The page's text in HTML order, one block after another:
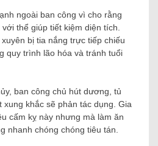
ngoài ban công vì cho rằng
thể giúp tiết kiệm diện tích.
bị tia nắng trực tiếp chiếu
quy trình lão hóa và tránh tuổi
ban công chủ hút dương, tủ
xung khắc sẽ phản tác dụng. Gia
cấm kỵ này nhưng mà làm ăn
nhanh chóng chóng tiêu tán.